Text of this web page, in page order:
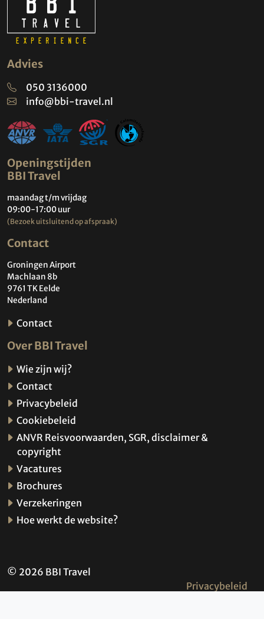
Advies
050 3136000
info@bbi-travel.nl
Openingstijden
BBI Travel
maandag t/m vrijdag
09:00-17:00 uur
(Bezoek uitsluitend op afspraak)
Contact
Groningen Airport
Machlaan 8b
9761 TK Eelde
Nederland
Contact
Over BBI Travel
Wie zijn wij?
Contact
Privacybeleid
Cookiebeleid
ANVR Reisvoorwaarden, SGR, disclaimer &
copyright
Vacatures
Brochures
Verzekeringen
Hoe werkt de website?
© 2026 BBI Travel
Privacybeleid